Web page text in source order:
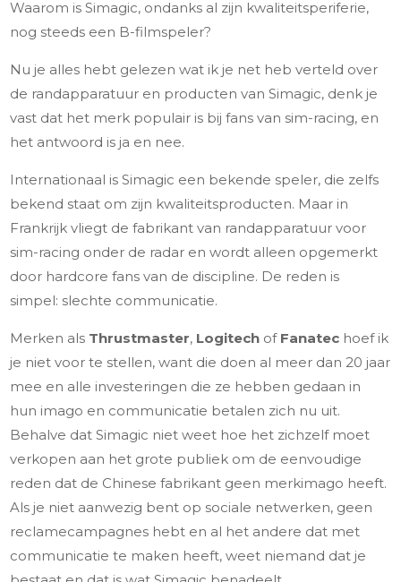
Waarom is Simagic, ondanks al zijn kwaliteitsperiferie,
nog steeds een B-filmspeler?
Nu je alles hebt gelezen wat ik je net heb verteld over
de randapparatuur en producten van Simagic, denk je
vast dat het merk populair is bij fans van sim-racing, en
het antwoord is ja en nee.
Internationaal is Simagic een bekende speler, die zelfs
bekend staat om zijn kwaliteitsproducten. Maar in
Frankrijk vliegt de fabrikant van randapparatuur voor
sim-racing onder de radar en wordt alleen opgemerkt
door hardcore fans van de discipline. De reden is
simpel: slechte communicatie.
Merken als Thrustmaster, Logitech of Fanatec hoef ik
je niet voor te stellen, want die doen al meer dan 20 jaar
mee en alle investeringen die ze hebben gedaan in
hun imago en communicatie betalen zich nu uit.
Behalve dat Simagic niet weet hoe het zichzelf moet
verkopen aan het grote publiek om de eenvoudige
reden dat de Chinese fabrikant geen merkimago heeft.
Als je niet aanwezig bent op sociale netwerken, geen
reclamecampagnes hebt en al het andere dat met
communicatie te maken heeft, weet niemand dat je